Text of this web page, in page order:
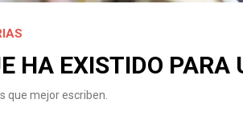
HA EXISTIDO PARA
que mejor escriben.